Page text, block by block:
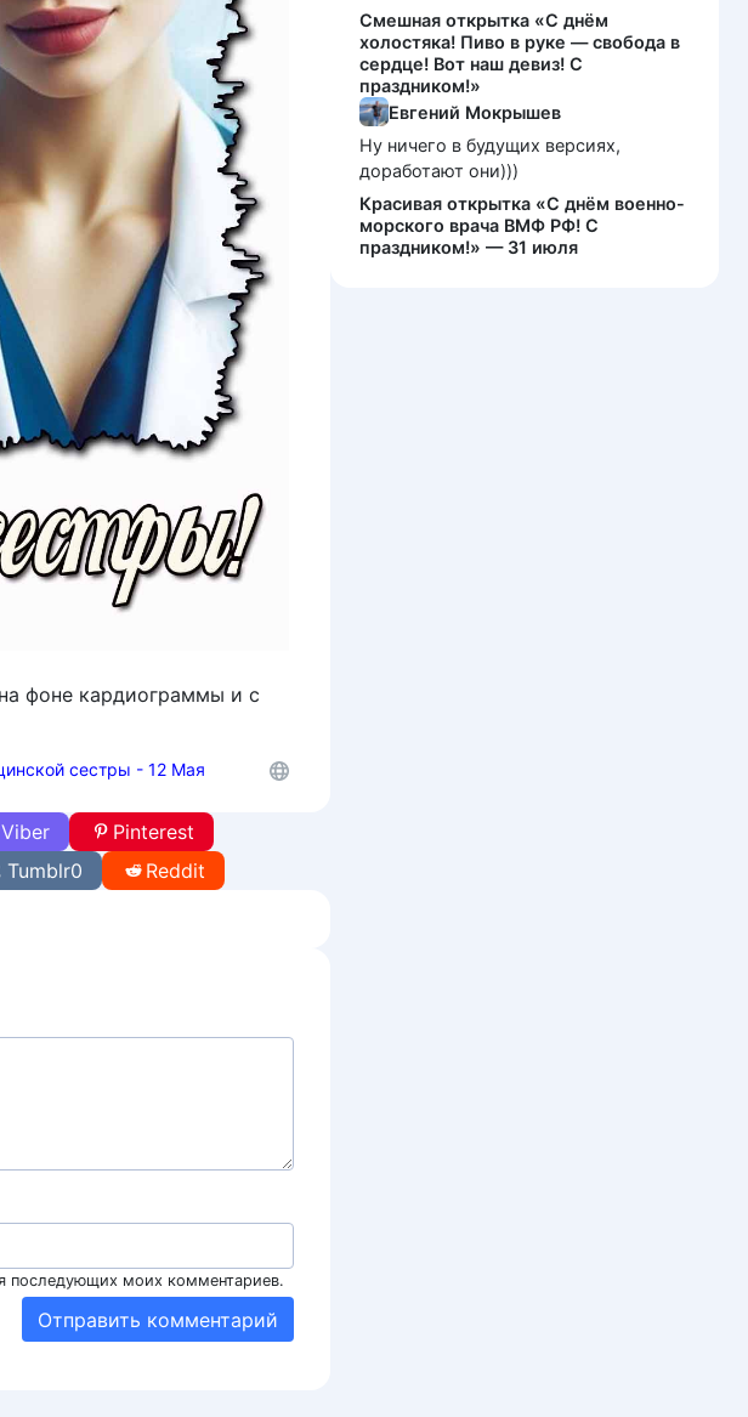
фоне кардиограммы и с
сестры - 12 Мая
Viber
Tumblr0
Pinterest
Reddit
последующих моих комментариев.
Смешная открытка «С днём
холостяка! Пиво в руке — свобода в
сердце! Вот наш девиз! С
праздником!»
Евгений Мокрышев
Ну ничего в будущих версиях,
доработают они)))
Красивая открытка «С днём военно-
морского врача ВМФ РФ! С
праздником!» — 31 июля